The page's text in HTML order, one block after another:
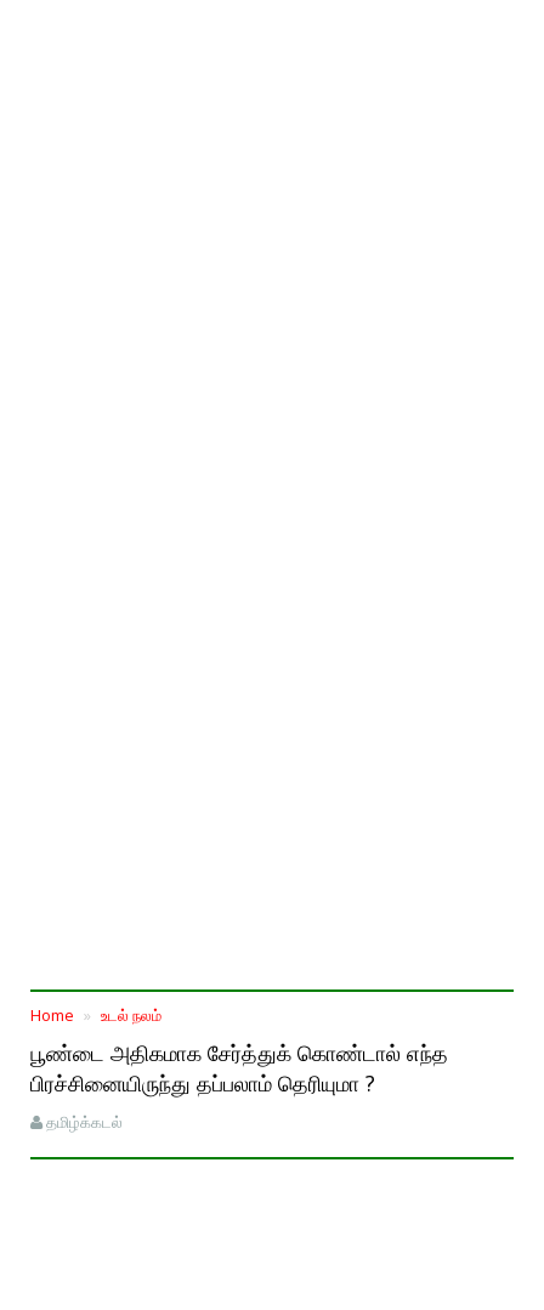
Home உடல் நலம்
பூண்டை அதிகமாக சேர்த்துக் கொண்டால் எந்த
பிரச்சினையிருந்து தப்பலாம் தெரியுமா ?
தமிழ்க்கடல்